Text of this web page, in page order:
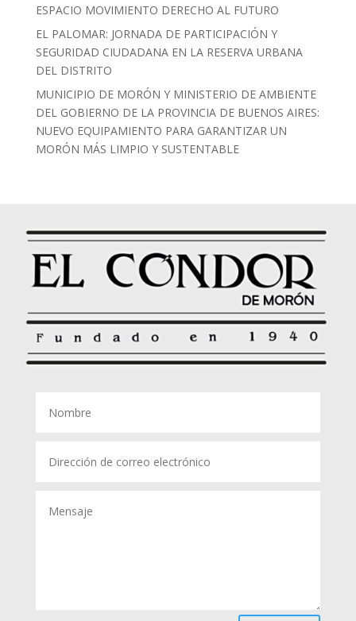
ESPACIO MOVIMIENTO DERECHO AL FUTURO
EL PALOMAR: JORNADA DE PARTICIPACIÓN Y
SEGURIDAD CIUDADANA EN LA RESERVA URBANA
DEL DISTRITO
MUNICIPIO DE MORÓN Y MINISTERIO DE AMBIENTE
DEL GOBIERNO DE LA PROVINCIA DE BUENOS AIRES:
NUEVO EQUIPAMIENTO PARA GARANTIZAR UN
MORÓN MÁS LIMPIO Y SUSTENTABLE